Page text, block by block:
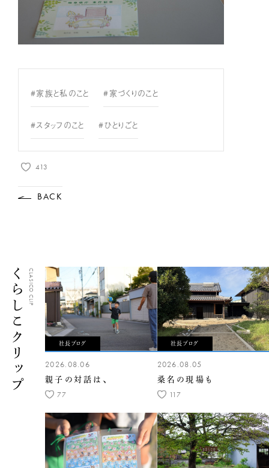
#家族と私のこと #家づくりのこと
#スタッフのこと #ひとりごと
413
BACK
くらしこクリップCLASICO CLIP
社長ブログ
2026.08.06
親子の対話は、
77
社長ブログ
2026.08.05
桑名の現場も
117